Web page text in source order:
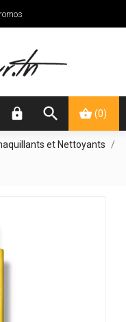
(0)

et Nettoyants